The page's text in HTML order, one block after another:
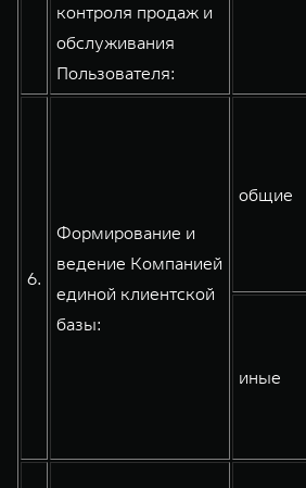
контроля продаж и
обслуживания
Пользователя:
6.
Формирование и
ведение Компанией
единой клиентской
базы:
общие
иные